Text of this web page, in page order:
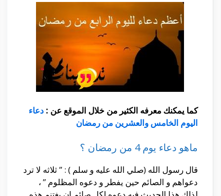
كما يمكنك معرفه الكثير من خلال الموقع عن : دعاء
اليوم الخامس والعشرين من رمضان
ماهو دعاء يوم 4 من رمضان ؟
قال رسول الله (صلي الله عليه و سلم ) : ” ثلاثه لا ترد
دعواهم و الصائم حين يفطر و دعوه المظلوم ” ،